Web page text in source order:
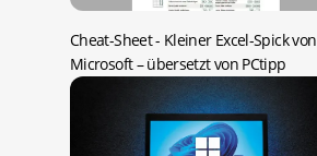
Cheat-Sheet - Kleiner Excel-Spick von
Microsoft – übersetzt von PCtipp